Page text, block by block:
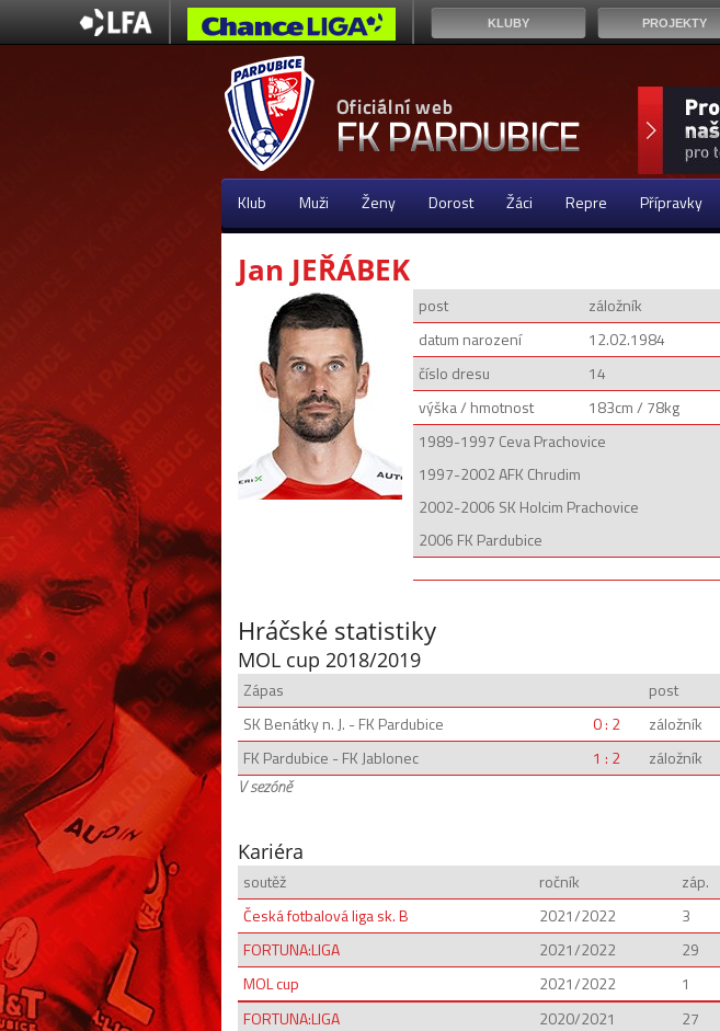
Klub Muži Ženy Dorost Žáci Repre Přípravky
Jan JEŘÁBEK
post
záložník
datum narození
12.02.1984
číslo dresu
14
výška / hmotnost
183cm / 78kg
1989-1997 Ceva Prachovice
1997-2002 AFK Chrudim
2002-2006 SK Holcim Prachovice
2006 FK Pardubice
Hráčské statistiky
MOL cup 2018/2019
Zápas post
SK Benátky n. J. - FK Pardubice
0 : 2 záložník
FK Pardubice - FK Jablonec
1 : 2 záložník
V sezóně
Kariéra
soutěž ročník záp.
Česká fotbalová liga sk. B
2021/2022 3
FORTUNA:LIGA
2021/2022 29
MOL cup
2021/2022 1
FORTUNA:LIGA
2020/2021 27
KLUBY PROJEKTY